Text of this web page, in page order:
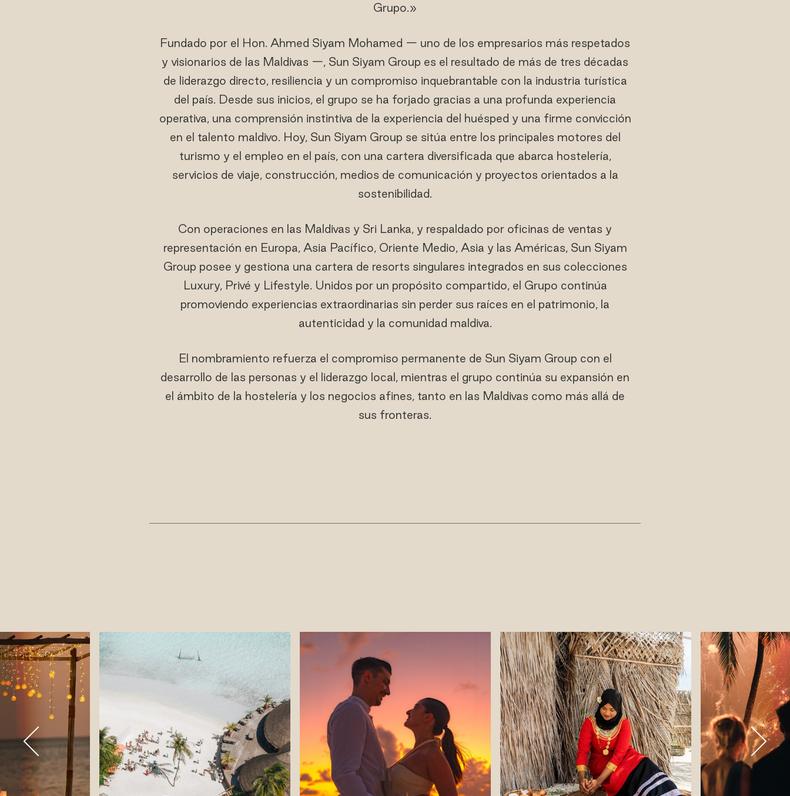
Grupo.»
Fundado por el Hon. Ahmed Siyam Mohamed — uno de los empresarios más respetados
y visionarios de las Maldivas —, Sun Siyam Group es el resultado de más de tres décadas
de liderazgo directo, resiliencia y un compromiso inquebrantable con la industria turística
del país. Desde sus inicios, el grupo se ha forjado gracias a una profunda experiencia
operativa, una comprensión instintiva de la experiencia del huésped y una firme convicción
en el talento maldivo. Hoy, Sun Siyam Group se sitúa entre los principales motores del
turismo y el empleo en el país, con una cartera diversificada que abarca hostelería,
servicios de viaje, construcción, medios de comunicación y proyectos orientados a la
sostenibilidad.
Con operaciones en las Maldivas y Sri Lanka, y respaldado por oficinas de ventas y
representación en Europa, Asia Pacífico, Oriente Medio, Asia y las Américas, Sun Siyam
Group posee y gestiona una cartera de resorts singulares integrados en sus colecciones
Luxury, Privé y Lifestyle. Unidos por un propósito compartido, el Grupo continúa
promoviendo experiencias extraordinarias sin perder sus raíces en el patrimonio, la
autenticidad y la comunidad maldiva.
El nombramiento refuerza el compromiso permanente de Sun Siyam Group con el
desarrollo de las personas y el liderazgo local, mientras el grupo continúa su expansión en
el ámbito de la hostelería y los negocios afines, tanto en las Maldivas como más allá de
sus fronteras.